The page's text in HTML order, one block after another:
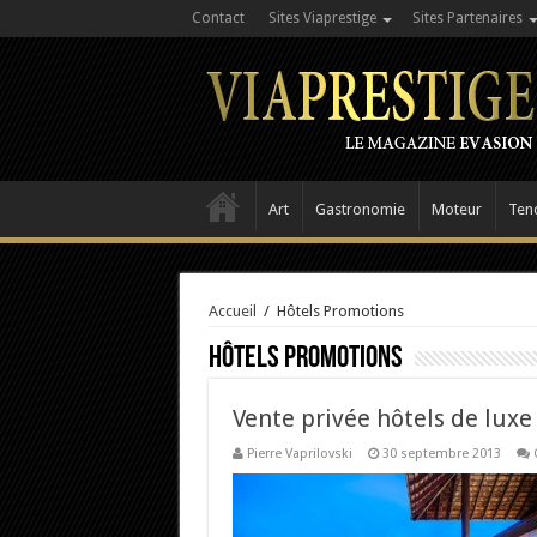
Contact Sites Viaprestige Sites Partenaires
Art Gastronomie Moteur
Accueil / Hôtels Promotions
Hôtels Promotions
Vente privée hôtels de
Pierre Vaprilovski 30 septembre 2013